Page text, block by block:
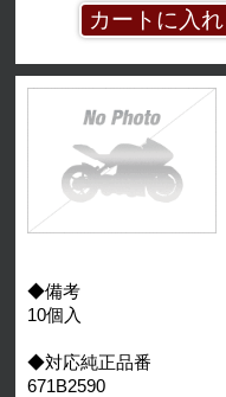
◆備考
10個入
◆対応純正品番
671B2590